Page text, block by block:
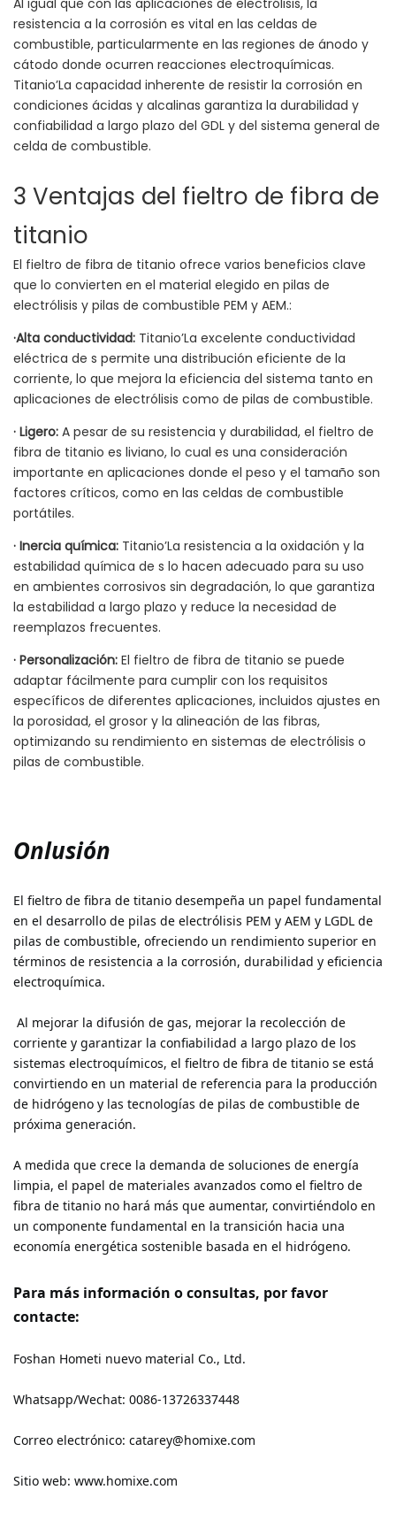
Al igual que con las aplicaciones de electrólisis, la
resistencia a la corrosión es vital en las celdas de
combustible, particularmente en las regiones de ánodo y
cátodo donde ocurren reacciones electroquímicas.
Titanio’La capacidad inherente de resistir la corrosión en
condiciones ácidas y alcalinas garantiza la durabilidad y
confiabilidad a largo plazo del GDL y del sistema general de
celda de combustible.
3 Ventajas del fieltro de fibra de
titanio
El fieltro de fibra de titanio ofrece varios beneficios clave
que lo convierten en el material elegido en pilas de
electrólisis y pilas de combustible PEM y AEM.:
·Alta conductividad: Titanio’La excelente conductividad
eléctrica de s permite una distribución eficiente de la
corriente, lo que mejora la eficiencia del sistema tanto en
aplicaciones de electrólisis como de pilas de combustible.
· Ligero: A pesar de su resistencia y durabilidad, el fieltro de
fibra de titanio es liviano, lo cual es una consideración
importante en aplicaciones donde el peso y el tamaño son
factores críticos, como en las celdas de combustible
portátiles.
· Inercia química: Titanio’La resistencia a la oxidación y la
estabilidad química de s lo hacen adecuado para su uso
en ambientes corrosivos sin degradación, lo que garantiza
la estabilidad a largo plazo y reduce la necesidad de
reemplazos frecuentes.
· Personalización: El fieltro de fibra de titanio se puede
adaptar fácilmente para cumplir con los requisitos
específicos de diferentes aplicaciones, incluidos ajustes en
la porosidad, el grosor y la alineación de las fibras,
optimizando su rendimiento en sistemas de electrólisis o
pilas de combustible.
El fieltro de fibra de titanio desempeña un papel fundamental
en el desarrollo de pilas de electrólisis PEM y AEM y LGDL de
pilas de combustible, ofreciendo un rendimiento superior en
términos de resistencia a la corrosión, durabilidad y eficiencia
corriente y garantizar la confiabilidad a largo plazo de los
sistemas electroquímicos, el fieltro de fibra de titanio se está
convirtiendo en un material de referencia para la producción
de hidrógeno y las tecnologías de pilas de combustible de
A medida que crece la demanda de soluciones de energía
limpia, el papel de materiales avanzados como el fieltro de
fibra de titanio no hará más que aumentar, convirtiéndolo en
un componente fundamental en la transición hacia una
Para más información o consultas, por favor